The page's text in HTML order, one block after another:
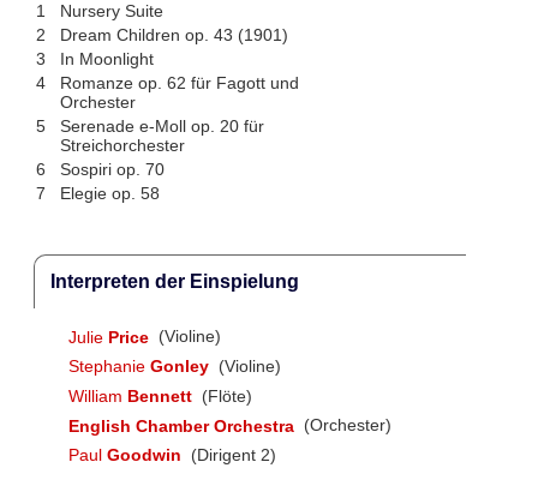
1
Nursery Suite
2
Dream Children op. 43 (1901)
3
In Moonlight
4
Romanze op. 62 für Fagott und
Orchester
5
Serenade e-Moll op. 20 für
Streichorchester
6
Sospiri op. 70
7
Elegie op. 58
Interpreten der Einspielung
Julie Price (Violine)
Stephanie Gonley (Violine)
William Bennett (Flöte)
English Chamber Orchestra (Orchester)
Paul Goodwin (Dirigent 2)